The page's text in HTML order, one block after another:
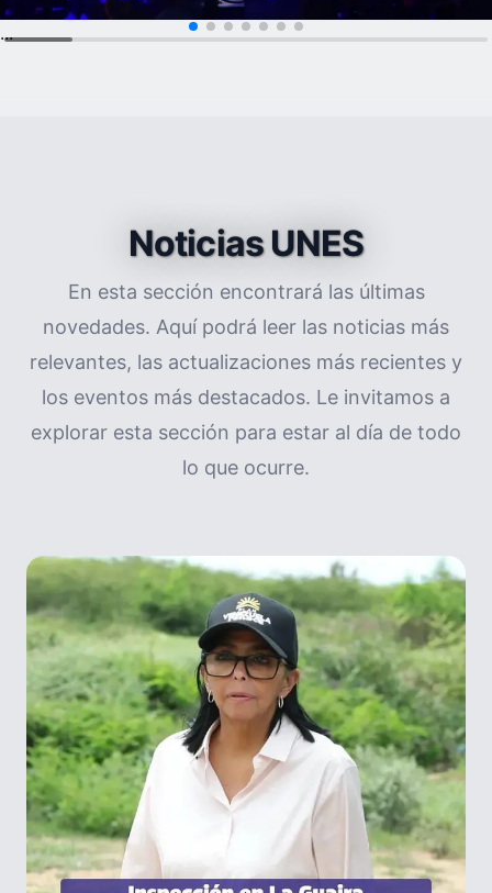
...
Noticias UNES
En esta sección encontrará las últimas
novedades. Aquí podrá leer las noticias más
relevantes, las actualizaciones más recientes y
los eventos más destacados. Le invitamos a
explorar esta sección para estar al día de todo
lo que ocurre.